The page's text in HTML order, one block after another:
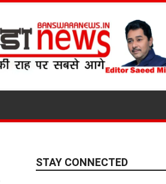
STAY CONNECTED